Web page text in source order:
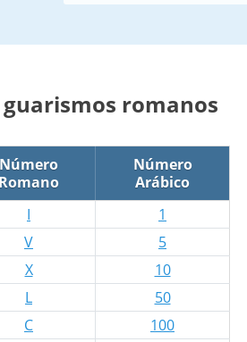
guarismos romanos
Número
Romano
Número
Arábico
I
1
V
5
X
10
L
50
C
100